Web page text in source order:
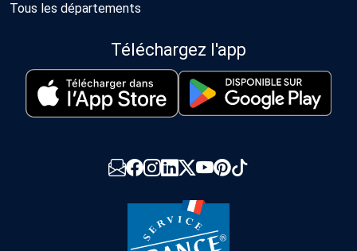
Tous les départements
Téléchargez l'app